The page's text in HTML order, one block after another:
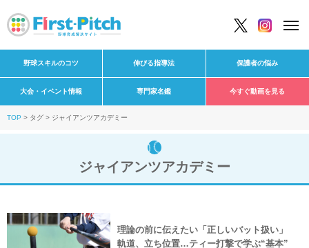
野球スキルのコツ 伸びる指導法 保護者の悩み
大会・イベント情報 専門家名鑑 今すぐ動画を見る
TOP タグ ジャイアンツアカデミー
ジャイアンツアカデミー
理論の前に伝えたい「正しいバット扱い」
軌道、立ち位置…ティー打撃で学ぶ“基本”